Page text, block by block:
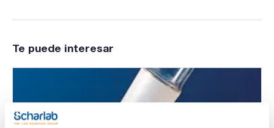
Te puede interesar